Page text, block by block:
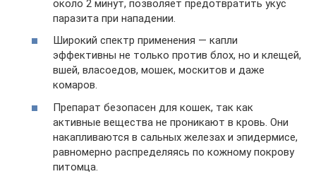
около 2 минут, позволяет предотвратить укус
паразита при нападении.
Широкий спектр применения — капли
эффективны не только против блох, но и клещей,
вшей, власоедов, мошек, москитов и даже
комаров.
Препарат безопасен для кошек, так как
активные вещества не проникают в кровь. Они
накапливаются в сальных железах и эпидермисе,
равномерно распределяясь по кожному покрову
питомца.